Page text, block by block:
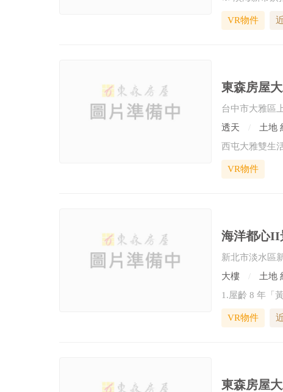
VR物件
東森房屋
台中市大雅區
透天
土地
西屯大雅雙生
VR物件
海洋都心II
新北市淡水區
大樓
土地
VR物件
東森房屋